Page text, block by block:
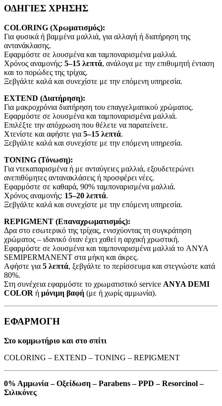
ΟΔΗΓΙΕΣ ΧΡΗΣΗΣ
COLORING (Χρωματισμός):
Για φυσικά ή βαμμένα μαλλιά, για αλλαγή ή διατήρηση της
αντανάκλασης.
Εφαρμόστε σε λουσμένα και ταμποναρισμένα μαλλιά.
Χρόνος αναμονής: 5–15 λεπτά, ανάλογα με την επιθυμητή ένταση
και το πορώδες της τρίχας.
Ξεβγάλτε καλά και συνεχίστε με την επόμενη υπηρεσία.
EXTEND (Διατήρηση):
Για μακροχρόνια διατήρηση του επαγγελματικού χρώματος.
Εφαρμόστε σε λουσμένα και ταμποναρισμένα μαλλιά.
Επιλέξτε την απόχρωση που θέλετε να παρατείνετε.
Χτενίστε και αφήστε για 5–15 λεπτά.
Ξεβγάλτε καλά και συνεχίστε με την επόμενη υπηρεσία.
TONING (Τόνωση):
Για ντεκαπαρισμένα ή με ανταύγειες μαλλιά, εξουδετερώνει
ανεπιθύμητες αντανακλάσεις ή προσφέρει νέες.
Εφαρμόστε σε καθαρά, 90% ταμποναρισμένα μαλλιά.
Χρόνος αναμονής: 15–20 λεπτά.
Ξεβγάλτε καλά και συνεχίστε με την επόμενη υπηρεσία.
REPIGMENT (Επαναχρωματισμός):
Δρα στο εσωτερικό της τρίχας, ενισχύοντας τη συγκράτηση
χρώματος – ιδανικό όταν έχει χαθεί η αρχική χρωστική.
Εφαρμόστε σε λουσμένα και ταμποναρισμένα μαλλιά το ANYA
SEMIPERMANENT στα μήκη και άκρες.
Αφήστε για 5 λεπτά, ξεβγάλτε το περίσσευμα και στεγνώστε κατά
80%.
Στη συνέχεια εφαρμόστε το χρωματιστικό service ANYA DEMI
COLOR ή μόνιμη βαφή (με ή χωρίς αμμωνία).
ΕΦΑΡΜΟΓΗ
Στο κομμωτήριο και στο σπίτι
COLORING – EXTEND – TONING – REPIGMENT
0% Αμμωνία – Οξείδωση – Parabens – PPD – Resorcinol –
Σιλικόνες